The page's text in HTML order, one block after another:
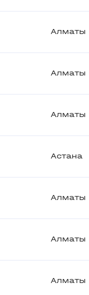
Алматы
Алматы
Алматы
Астана
Алматы
Алматы
Алматы